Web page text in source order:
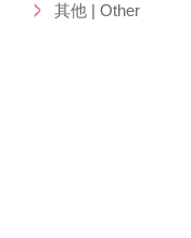
其他 | Other